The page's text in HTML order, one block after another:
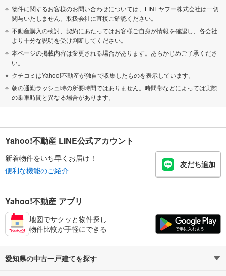
物件に関するお客様のお問い合わせについては、LINEヤフー株式会社は一切
関与いたしません。取扱会社に直接ご確認ください。
不動産購入の検討、契約にあたってはお客様ご自身が情報を確認し、各会社
より十分な説明を受け判断してください。
本ページの掲載内容は変更される場合があります。あらかじめご了承くださ
い。
クチコミはYahoo!不動産が独自で収集したものを表示しています。
朝の通勤ラッシュ時の所要時間ではありません。時間帯などによっては実際
の乗車時間と異なる場合があります。
Yahoo!不動産 LINE公式アカウント
新着物件をいち早くお届け！
便利な機能のご紹介
友だち追加
Yahoo!不動産 アプリ
地図でサクッと物件探し
物件比較が手軽にできる
愛知県の中古一戸建てを探す